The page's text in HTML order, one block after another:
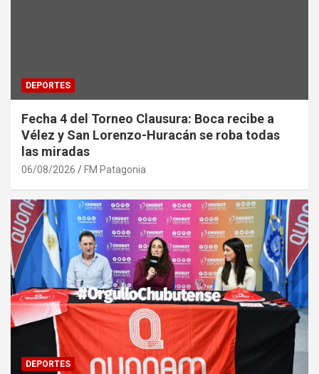
DEPORTES
Fecha 4 del Torneo Clausura: Boca recibe a
Vélez y San Lorenzo-Huracán se roba todas
las miradas
06/08/2026 FM Patagonia
DEPORTES